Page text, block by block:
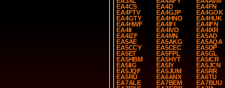
EA4CS
EA4D
EA4FN
EA4FTV
EA4GJP
EA4GOK
EA4GTY
EA4HNO
EA4HUK
EA4HWF
EA4IFI
EA4IFN
EA4II
EA4IVO
EA4IXR
EA4IZF
EA4MN
EA5AD
EA5AE
EA5AKG
EA5AQA
EA5CCY
EA5CEC
EA5DP
EA5ET
EA5FPL
EA5GL
EA5HBM
EA5HYT
EA5ICR
EA5IIG
EA5IY
EA5JCN
EA5JQF
EA5JUM
EA5RR
EA5RU
EA6ANX
EA6TU
EA7ALE
EA7BEM
EA7BUU